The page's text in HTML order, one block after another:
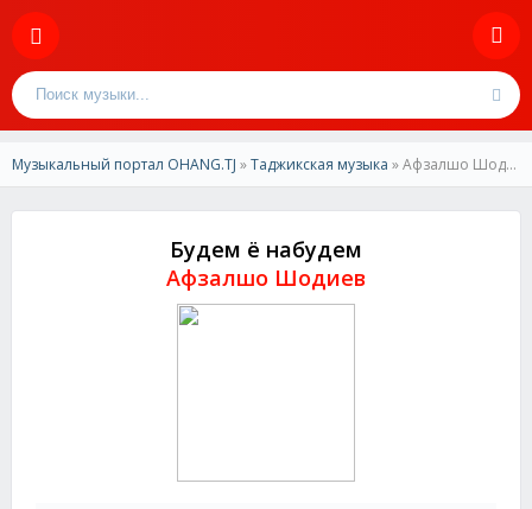
Музыкальный портал OHANG.TJ »Таджикская музыка » Афзалшо Шодиев-Будем ё набудем
Будем ё набудем
Афзалшо Шодиев